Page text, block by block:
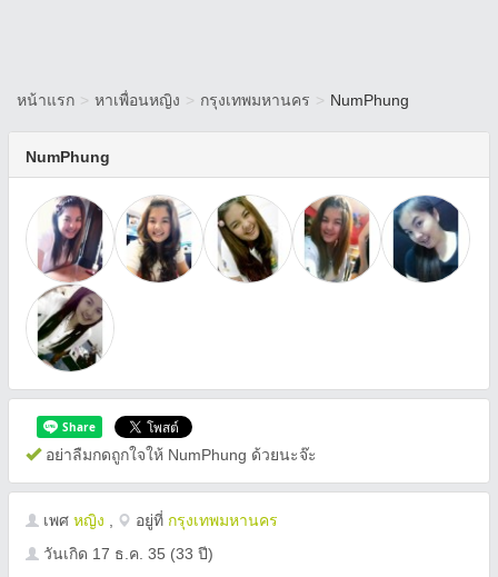
หน้าแรก > หาเพื่อนหญิง > กรุงเทพมหานคร > NumPhung
NumPhung
อย่าลืมกดถูกใจให้ NumPhung ด้วยนะจ๊ะ
เพศ หญิง อยู่ที่ กรุงเทพมหานคร
วันเกิด 17 ธ.ค. 35 (33 ปี)